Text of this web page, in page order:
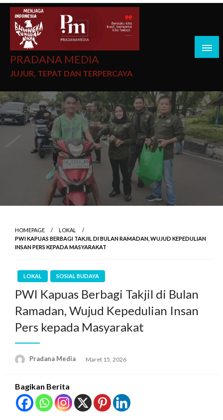
PRADANA MEDIA
JUJUR, TEPAT DAN TERPERCAYA
HOMEPAGE
LOKAL
PWI KAPUAS BERBAGI TAKJIL DI BULAN RAMADAN, WUJUD KEPEDULIAN
INSAN PERS KEPADA MASYARAKAT
LOKAL SOSIAL BUDAYA
PWI Kapuas Berbagi Takjil di Bulan
Ramadan, Wujud Kepedulian Insan
Pers kepada Masyarakat
Pradana Media Maret 15, 2026
Bagikan Berita